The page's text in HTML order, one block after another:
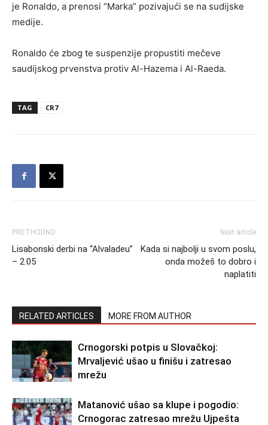
je Ronaldo, a prenosi “Marka” pozivajući se na sudijske
medije.
Ronaldo će zbog te suspenzije propustiti mečeve
saudijskog prvenstva protiv Al-Hazema i Al-Raeda.
TAG CR7
PRETHODNO
Lisabonski derbi na “Alvaladeu”
– 2.05
Next article
Kada si najbolji u svom poslu,
onda možeš to dobro i
naplatiti
RELATED ARTICLES MORE FROM AUTHOR
Crnogorski potpis u Slovačkoj:
Mrvaljević ušao u finišu i zatresao
mrežu
Matanović ušao sa klupe i pogodio:
Crnogorac zatresao mrežu Ujpešta